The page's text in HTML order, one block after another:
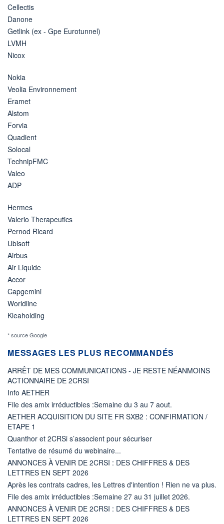
Cellectis
Danone
Getlink (ex - Gpe Eurotunnel)
LVMH
Nicox
Nokia
Veolia Environnement
Eramet
Alstom
Forvia
Quadient
Solocal
TechnipFMC
Valeo
ADP
Hermes
Valerio Therapeutics
Pernod Ricard
Ubisoft
Airbus
Air Liquide
Accor
Capgemini
Worldline
Kleaholding
* source Google
MESSAGES LES PLUS RECOMMANDÉS
ARRÊT DE MES COMMUNICATIONS - JE RESTE NÉANMOINS
ACTIONNAIRE DE 2CRSI
Info AETHER
File des amix irréductibles :Semaine du 3 au 7 aout.
AETHER ACQUISITION DU SITE FR SXB2 : CONFIRMATION /
ETAPE 1
Quanthor et 2CRSi s’associent pour sécuriser
Tentative de résumé du webinaire...
ANNONCES À VENIR DE 2CRSI : DES CHIFFRES & DES
LETTRES EN SEPT 2026
Après les contrats cadres, les Lettres d'intention ! Rien ne va plus.
File des amix irréductibles :Semaine 27 au 31 juillet 2026.
ANNONCES À VENIR DE 2CRSI : DES CHIFFRES & DES
LETTRES EN SEPT 2026